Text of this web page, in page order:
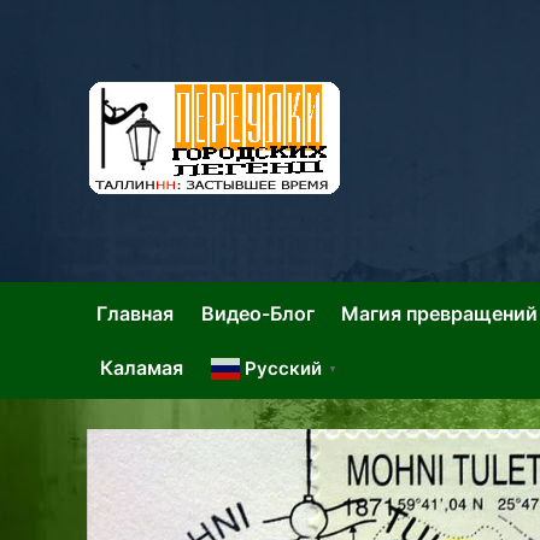
Главная Видео-Блог Магия превращений
Каламая Русский ▼